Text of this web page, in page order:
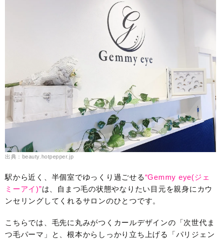
出典：beauty.hotpepper.jp
駅から近く、半個室でゆっくり過ごせる“Gemmy eye(ジェ
ミーアイ)”は、自まつ毛の状態やなりたい目元を親身にカウ
ンセリングしてくれるサロンのひとつです。
こちらでは、毛先に丸みがつくカールデザインの「次世代ま
つ毛パーマ」と、根本からしっかり立ち上げる「パリジェン